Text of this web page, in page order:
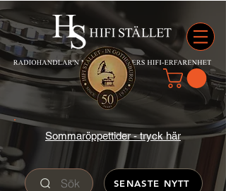
Sommaröppettider - tryck här
Sök SENASTE NYTT